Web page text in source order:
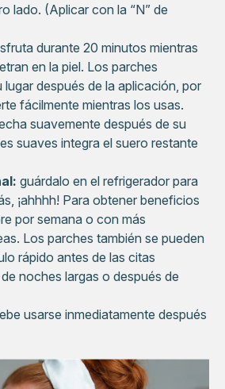
lado. (Aplicar con la “N” de
durante 20 minutos mientras
en la piel. Los parches
lugar después de la aplicación, por
fácilmente mientras los usas.
suavemente después de su
suaves integra el suero restante
guárdalo en el refrigerador para
¡ahhhh! Para obtener beneficios
por semana o con más
Los parches también se pueden
rápido antes de las citas
noches largas o después de
usarse inmediatamente después